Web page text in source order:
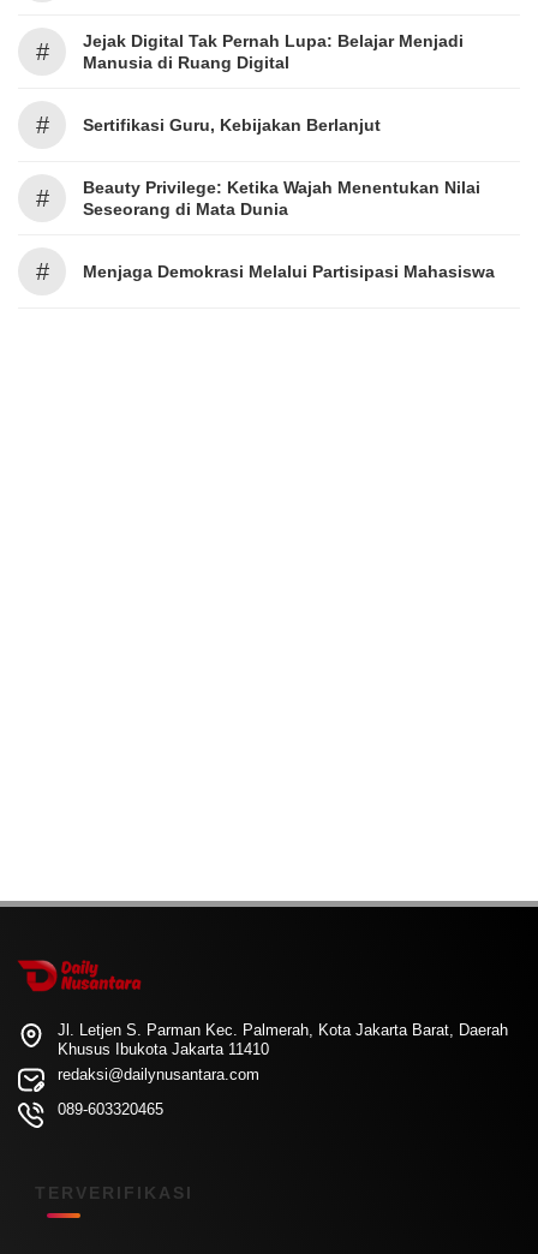
#
Jejak Digital Tak Pernah Lupa: Belajar Menjadi
Manusia di Ruang Digital
# Sertifikasi Guru, Kebijakan Berlanjut
#
Beauty Privilege: Ketika Wajah Menentukan Nilai
Seseorang di Mata Dunia
# Menjaga Demokrasi Melalui Partisipasi Mahasiswa
Jl. Letjen S. Parman Kec. Palmerah, Kota Jakarta Barat, Daerah
Khusus Ibukota Jakarta 11410
redaksi@dailynusantara.com
089-603320465
TERVERIFIKASI